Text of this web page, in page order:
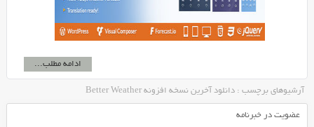
ادامه مطلب...
آرشیوهای برچسب : دانلود آخرین نسخه افزونه Better Weather
عضویت در خبرنامه